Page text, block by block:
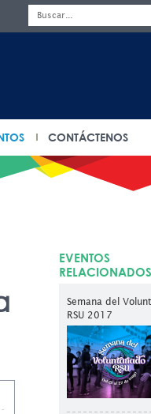
CONTÁCTENOS
EVENTOS
RELACIONADOS
Semana del
RSU 2017